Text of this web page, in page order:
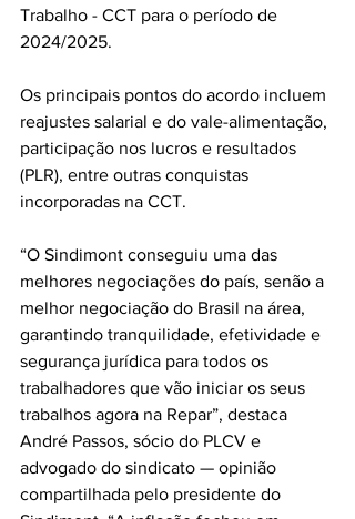
Trabalho - CCT para o período de
2024/2025.
Os principais pontos do acordo incluem
reajustes salarial e do vale-alimentação,
participação nos lucros e resultados
(PLR), entre outras conquistas
incorporadas na CCT.
“O Sindimont conseguiu uma das
melhores negociações do país, senão a
melhor negociação do Brasil na área,
garantindo tranquilidade, efetividade e
segurança jurídica para todos os
trabalhadores que vão iniciar os seus
trabalhos agora na Repar”, destaca
André Passos, sócio do PLCV e
advogado do sindicato — opinião
compartilhada pelo presidente do